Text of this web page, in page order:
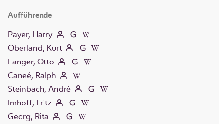
Aufführende
Payer, Harry
Oberland, Kurt
Langer, Otto
Caneé, Ralph
Steinbach, André
Imhoff, Fritz
Georg, Rita